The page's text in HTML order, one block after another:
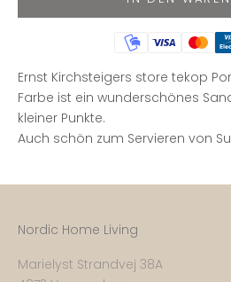
Ernst Kirchsteigers store tekop
Farbe ist ein wunderschönes
kleiner Punkte.
Auch schön zum Servieren von
Nordic Home Living
Marielyst Strandvej 38A